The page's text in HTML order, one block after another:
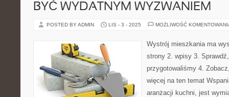
BYĆ WYDATNYM WYZWANIEM
POSTED BY ADMIN LIS - 3 - 2025 MOŻLIWOŚĆ
Wystrój mieszkania ma
strony 2. wpisy 3.
przygotowaliśmy 4.
więcej na ten temat
aranżacji kuchni, jest